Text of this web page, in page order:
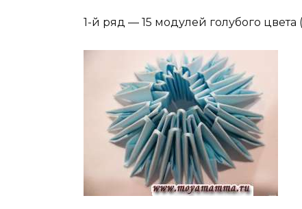
1-й ряд — 15 модулей голубого цвета